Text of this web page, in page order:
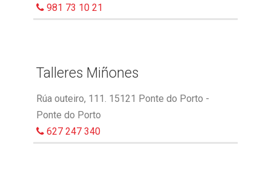
981 73 10 21
Talleres Miñones
Rúa outeiro, 111. 15121 Ponte do Porto -
Ponte do Porto
627 247 340